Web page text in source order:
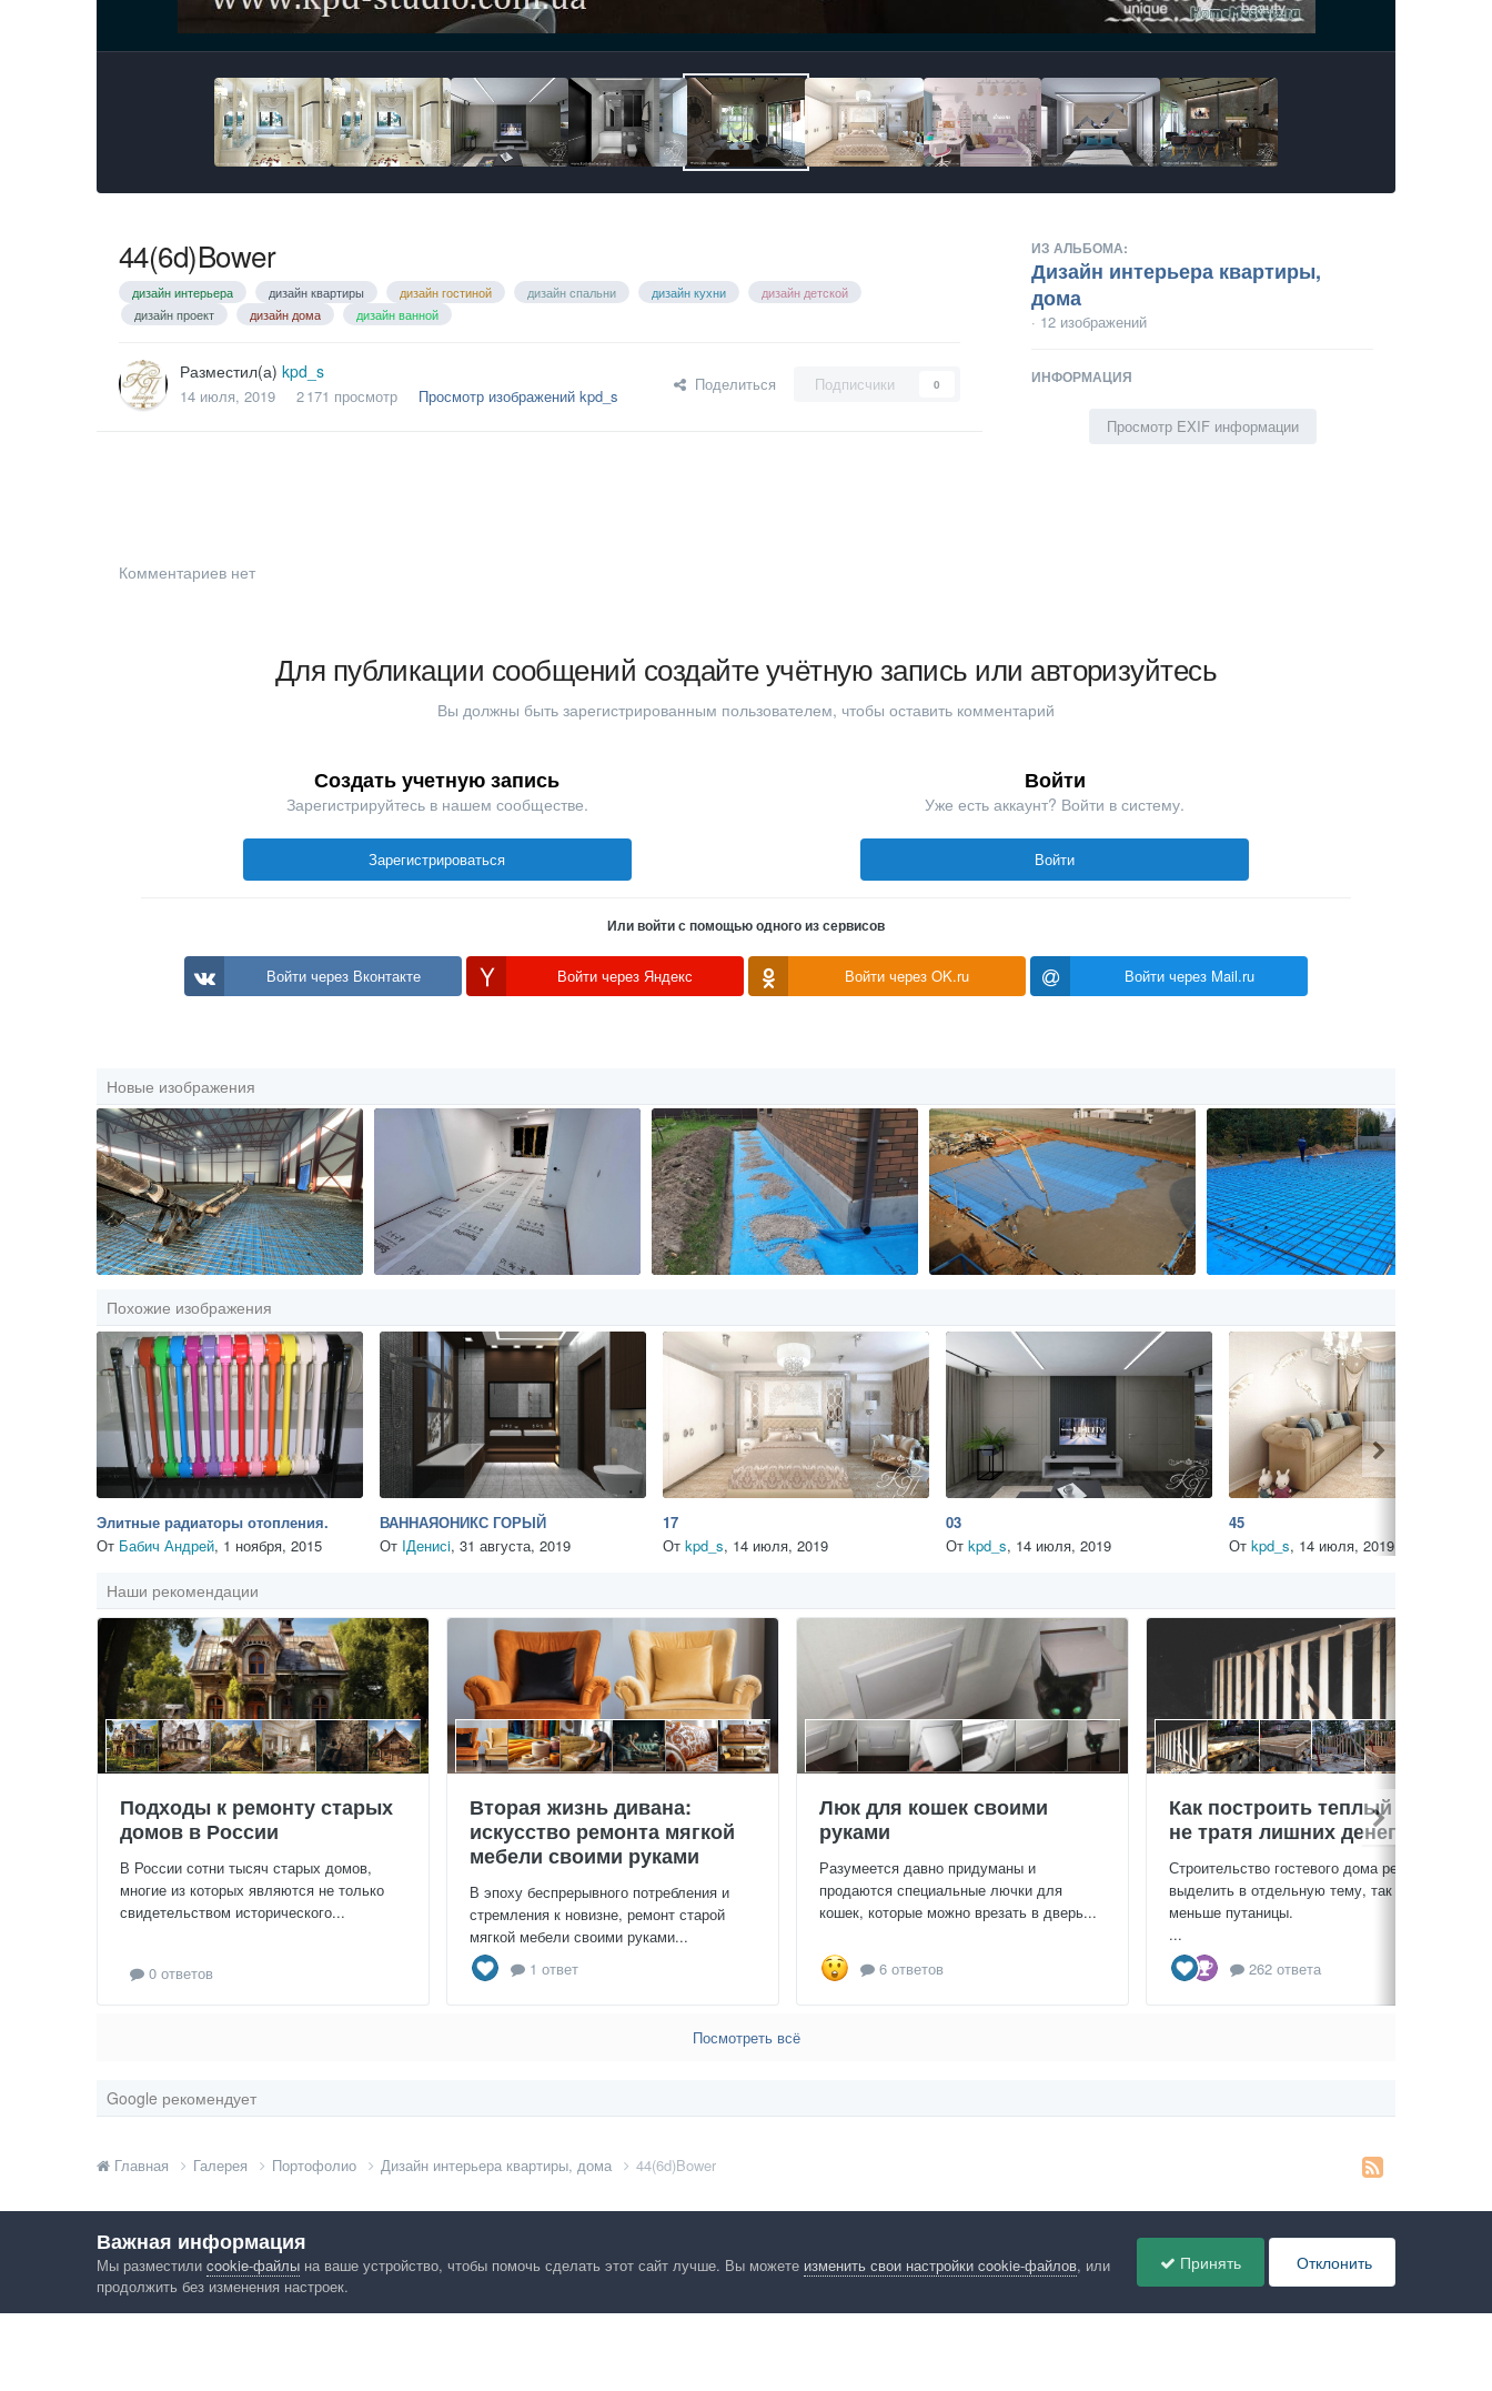
44(6d)Bower
дизайн интерьера дизайн квартиры дизайн гостиной дизайн спальни дизайн кухни
дизайн детской
дизайн проект
дизайн дома дизайн ванной
Разместил(а) kpd_s
14 июля, 2019 2 171 просмотр Просмотр изображений kpd_s
Поделиться Подписчики 0
ИЗ АЛЬБОМА:
Дизайн интерьера квартиры,
дома
· 12 изображений
ИНФОРМАЦИЯ
Просмотр EXIF информации
Комментариев нет
Для публикации сообщений создайте учётную запись или авторизуйтесь
Вы должны быть зарегистрированным пользователем, чтобы оставить комментарий
Создать учетную запись
Зарегистрируйтесь в нашем сообществе.
Зарегистрироваться
Войти
Уже есть аккаунт? Войти в систему.
Войти
Или войти с помощью одного из сервисов
Войти через Вконтакте Войти через Яндекс Войти через OK.ru Войти через Mail.ru
Новые изображения
Похожие изображения
Элитные радиаторы отопления.
От Бабич Андрей, 1 ноября, 2015
ВАННАЯОНИКС ГОРЫЙ
От IДенисi, 31 августа, 2019
17
От kpd_s, 14 июля, 2019
03
От kpd_s, 14 июля, 2019
45
От kpd_s, 14 июля, 2019
Наши рекомендации
Подходы к ремонту старых
домов в России
В России сотни тысяч старых домов,
многие из которых являются не только
свидетельством исторического...
0 ответов
Вторая жизнь дивана:
искусство ремонта мягкой
мебели своими руками
В эпоху беспрерывного потребления и
стремления к новизне, ремонт старой
мягкой мебели своими руками...
1 ответ
Люк для кошек своими
руками
Разумеется давно придуманы и
продаются специальные лючки для
кошек, которые можно врезать в дверь...
6 ответов
Как построить теплый дом,
не тратя лишних денег
Строительство гостевого дома решил
выделить в отдельную тему, так будет
меньше путаницы.
...
262 ответа
Посмотреть всё
Google рекомендует
Главная Галерея Портофолио Дизайн интерьера квартиры, дома 44(6d)Bower
Язык Конфиденциальность Обратная связь Cookies Правила Таблица лидеров Администрация
Важная информация
Мы разместили cookie-файлы на ваше устройство, чтобы помочь сделать этот сайт лучше. Вы можете изменить свои настройки cookie-файлов, или
продолжить без изменения настроек.
Принять Отклонить